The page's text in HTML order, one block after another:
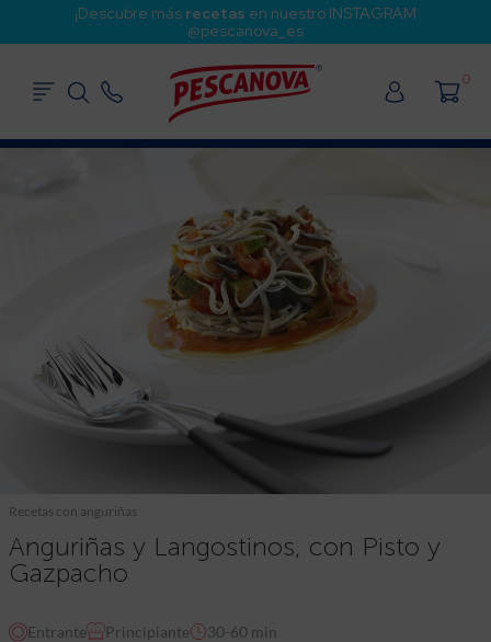
¡Descubre más recetas en nuestro INSTAGRAM
@pescanova_es
0
Recetas con anguriñas
Anguriñas y Langostinos, con Pisto y
Gazpacho
Entrante Principiante 30-60 min